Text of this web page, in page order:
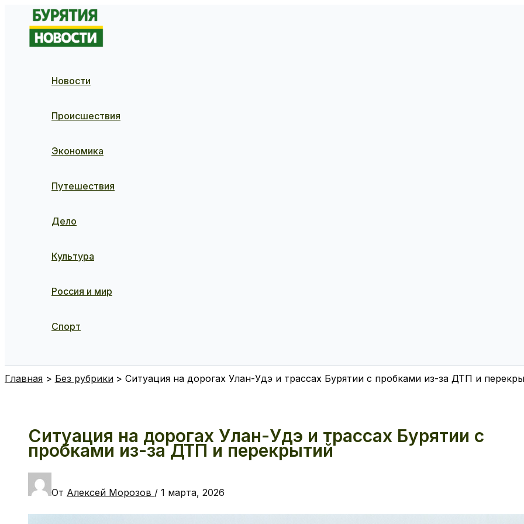
Перейти
содержимому
Новости
Происшествия
Экономика
Путешествия
Дело
Культура
Россия и мир
Спорт
Главная Без рубрики Ситуация на дорогах Улан-Удэ и трассах Бурятии с пробками из-за ДТП и
Ситуация на дорогах Улан-Удэ и трассах Бурятии с
пробками из-за ДТП и перекрытий
От Алексей Морозов / 1 марта, 2026